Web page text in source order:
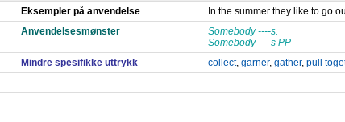
Eksempler på anvendelse
In the summer they like to go
Anvendelsesmønster
Somebody ----s.
Somebody ----s PP
Mindre spesifikke uttrykk
collect, garner, gather, pull